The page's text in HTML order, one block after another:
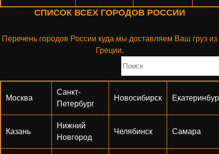
СПИСОК ВСЕХ ГОРОДОВ РОССИИ
Перечень городов России куда мы доставляем Ваш груз из
Греции.
Москва
Санкт-
Петербург
Новосибирск
Казань
Нижний
Новгород
Челябинск Самара